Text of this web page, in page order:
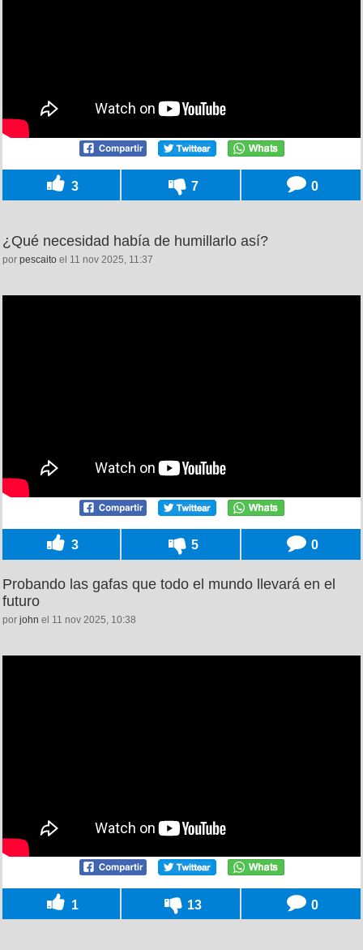
3 7 0
¿Qué necesidad había de humillarlo así?
por pescaito el 11 nov 2025, 11:37
3 5 0
Probando las gafas que todo el mundo llevará en el
futuro
por john el 11 nov 2025, 10:38
1 13 0